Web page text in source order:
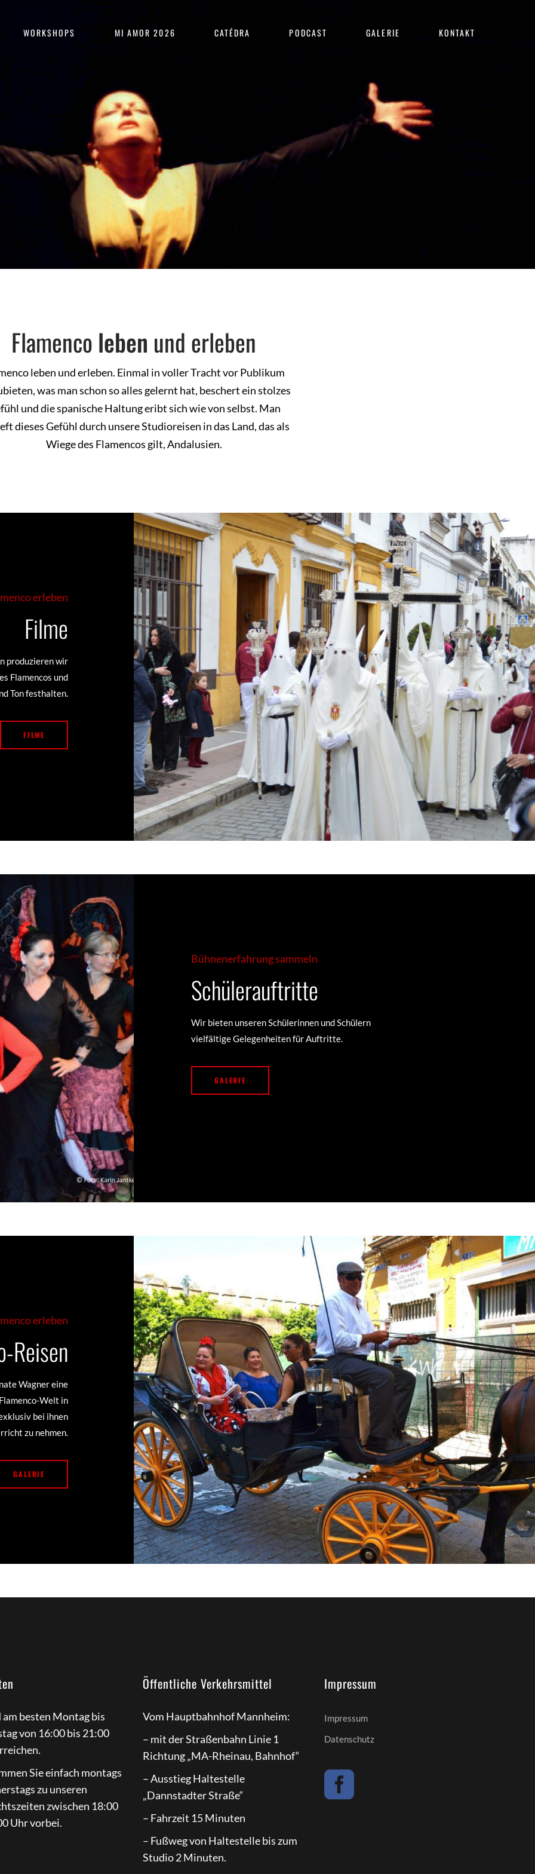
WORKSHOPS MI AMOR 2026 CATÉDRA PODCAST GALERIE KONTAKT
Flamenco leben und erleben
leben und erleben. Einmal in voller Tracht vor Publikum
was man schon so alles gelernt hat, beschert ein stolzes
und die spanische Haltung eribt sich wie von selbst. Man
dieses Gefühl durch unsere Studioreisen in das Land, das als
Wiege des Flamencos gilt, Andalusien.
erleben
Filme
produzieren wir
Flamencos und
Ton festhalten.
FILME
Bühnenerfahrung sammeln
Schülerauftritte
Wir bieten unseren Schülerinnen und Schülern
vielfältige Gelegenheiten für Auftritte.
GALERIE
erleben
Reisen
Wagner eine
Welt in
bei ihnen
zu nehmen.
GALERIE
besten Montag bis
von 16:00 bis 21:00
Sie einfach montags
zu unseren
zwischen 18:00
Uhr vorbei.
Öffentliche Verkehrsmittel
Vom Hauptbahnhof Mannheim:
– mit der Straßenbahn Linie 1
Richtung „MA-Rheinau, Bahnhof“
– Ausstieg Haltestelle
„Dannstadter Straße“
– Fahrzeit 15 Minuten
– Fußweg von Haltestelle bis zum
Studio 2 Minuten.
Impressum
Impressum
Datenschutz